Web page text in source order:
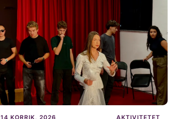
14 KORRIK, 2026 AKTIVITETET